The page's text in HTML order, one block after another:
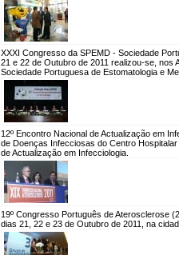
XXXI Congresso da SPEMD - Sociedade
21 e 22 de Outubro de 2011 realizou-se, nos
Sociedade Portuguesa de Estomatologia e
12º Encontro Nacional de Actualização em
de Doenças Infecciosas do Centro
de Actualização em Infecciologia.
19º Congresso Português de Aterosclerose
dias 21, 22 e 23 de Outubro de 2011, na